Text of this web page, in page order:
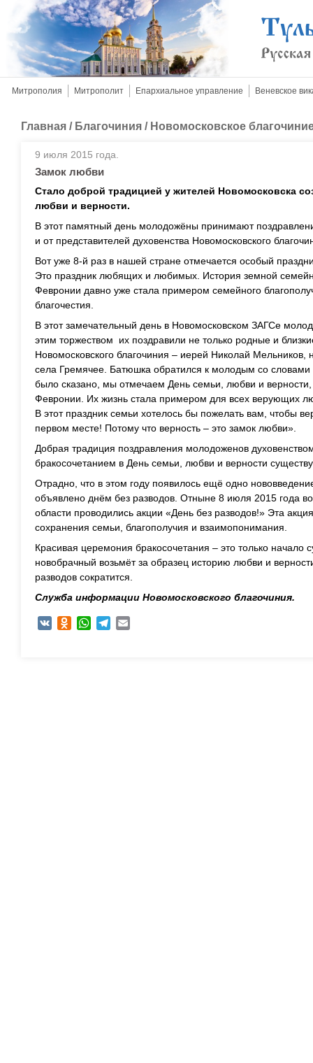
Митрополия Митрополит Епархиальное управление Веневское
Главная / Благочиния / Новомосковское
9 июля 2015 года.
Замок любви
Стало доброй традицией у жителей Новомосковска
любви и верности.
В этот памятный день молодожёны принимают
и от представителей духовенства Новомосковского
Вот уже 8-й раз в нашей стране отмечается особый
Это праздник любящих и любимых. История земной
Февронии давно уже стала примером семейного
благочестия.
В этот замечательный день в Новомосковском ЗАГСе
этим торжеством их поздравили не только родные и
Новомосковского благочиния – иерей Николай Мельников,
села Гремячее. Батюшка обратился к молодым со словами
было сказано, мы отмечаем День семьи, любви и
Февронии. Их жизнь стала примером для всех верующих
В этот праздник семьи хотелось бы пожелать вам, чтобы
первом месте! Потому что верность – это замок любви».
Добрая традиция поздравления молодоженов
бракосочетанием в День семьи, любви и верности
Отрадно, что в этом году появилось ещё одно
объявлено днём без разводов. Отныне 8 июля 2015 года
области проводились акции «День без разводов!» Эта
сохранения семьи, благополучия и взаимопонимания.
Красивая церемония бракосочетания – это только начало
новобрачный возьмёт за образец историю любви и
разводов сократится.
Служба информации Новомосковского благочиния.
VK Odnoklassniki
WhatsAppTelegram